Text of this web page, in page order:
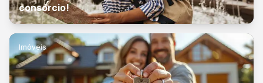
consórcio!
Imóveis